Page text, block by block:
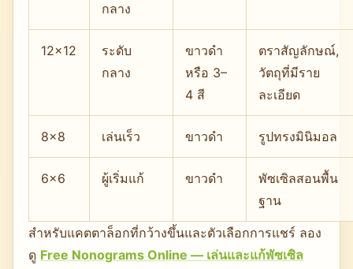
กลาง
12×12
ระดับ
กลาง
ขาวดำ
หรือ 3–
4 สี
ตราสัญลักษณ์,
วัตถุที่มีราย
ละเอียด
8×8 เล่นเร็ว ขาวดำ รูปทรงมินิมอล
6×6 ผู้เริ่มแก้ ขาวดำ
พัซเซิลสอนพื้น
ฐาน
สำหรับแคตตาล็อกที่กว้างขึ้นและตัวเลือกการแชร์ ลอง
ดู Free Nonograms Online — เล่นและแก้พัซเซิล